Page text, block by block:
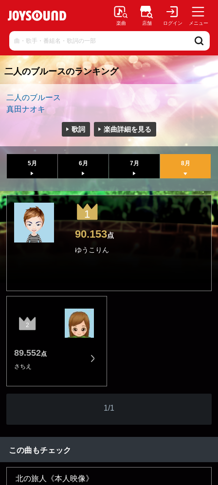
楽曲 店舗 ログイン メニュー
二人のブルースのランキング
二人のブルース
真田ナオキ
歌詞 楽曲詳細を見る
5月 6月 7月 8月
1
90.153点
ゆうこりん
2
89.552点
さちえ
1/1
この曲もチェック
北の旅人《本人映像》